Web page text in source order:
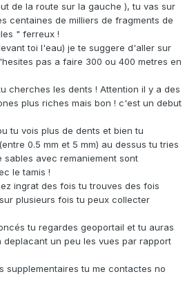
de la route sur la gauche ), tu vas sur
centaines de milliers de fragments de
" ferreux !
toi l'eau) je te suggere d'aller sur
pas a faire 300 ou 400 metres en
cherches les dents ! Attention il y a des
plus riches mais bon ! c'est un debut
tu vois plus de dents et bien tu
0.5 mm et 5 mm) au dessus tu tries
sables avec remaniement sont
le tamis !
ingrat des fois tu trouves des fois
plusieurs fois tu peux collecter
tu regardes geoportail et tu auras
un peu les vues par rapport
supplementaires tu me contactes no